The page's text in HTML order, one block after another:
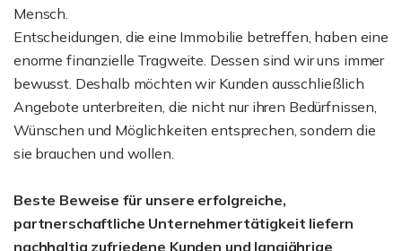
Mensch.
Entscheidungen, die eine Immobilie betreffen, haben eine
enorme finanzielle Tragweite. Dessen sind wir uns immer
bewusst. Deshalb möchten wir Kunden ausschließlich
Angebote unterbreiten, die nicht nur ihren Bedürfnissen,
Wünschen und Möglichkeiten entsprechen, sondern die
sie brauchen und wollen.
Beste Beweise für unsere erfolgreiche,
partnerschaftliche Unternehmertätigkeit liefern
nachhaltig zufriedene Kunden und langjährige